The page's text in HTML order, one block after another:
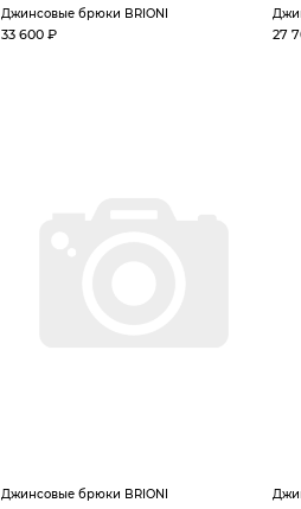
Джинсовые брюки BRIONI
33 600 ₽ 27
Джинсовые брюки BRIONI